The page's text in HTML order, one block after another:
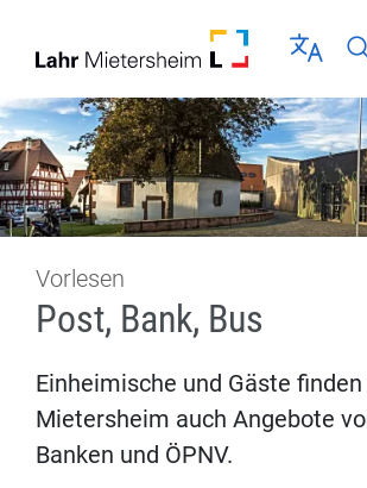
Sprache
Vorlesen
Post, Bank, Bus
Einheimische und Gäste finden
Mietersheim auch Angebote
Banken und ÖPNV.